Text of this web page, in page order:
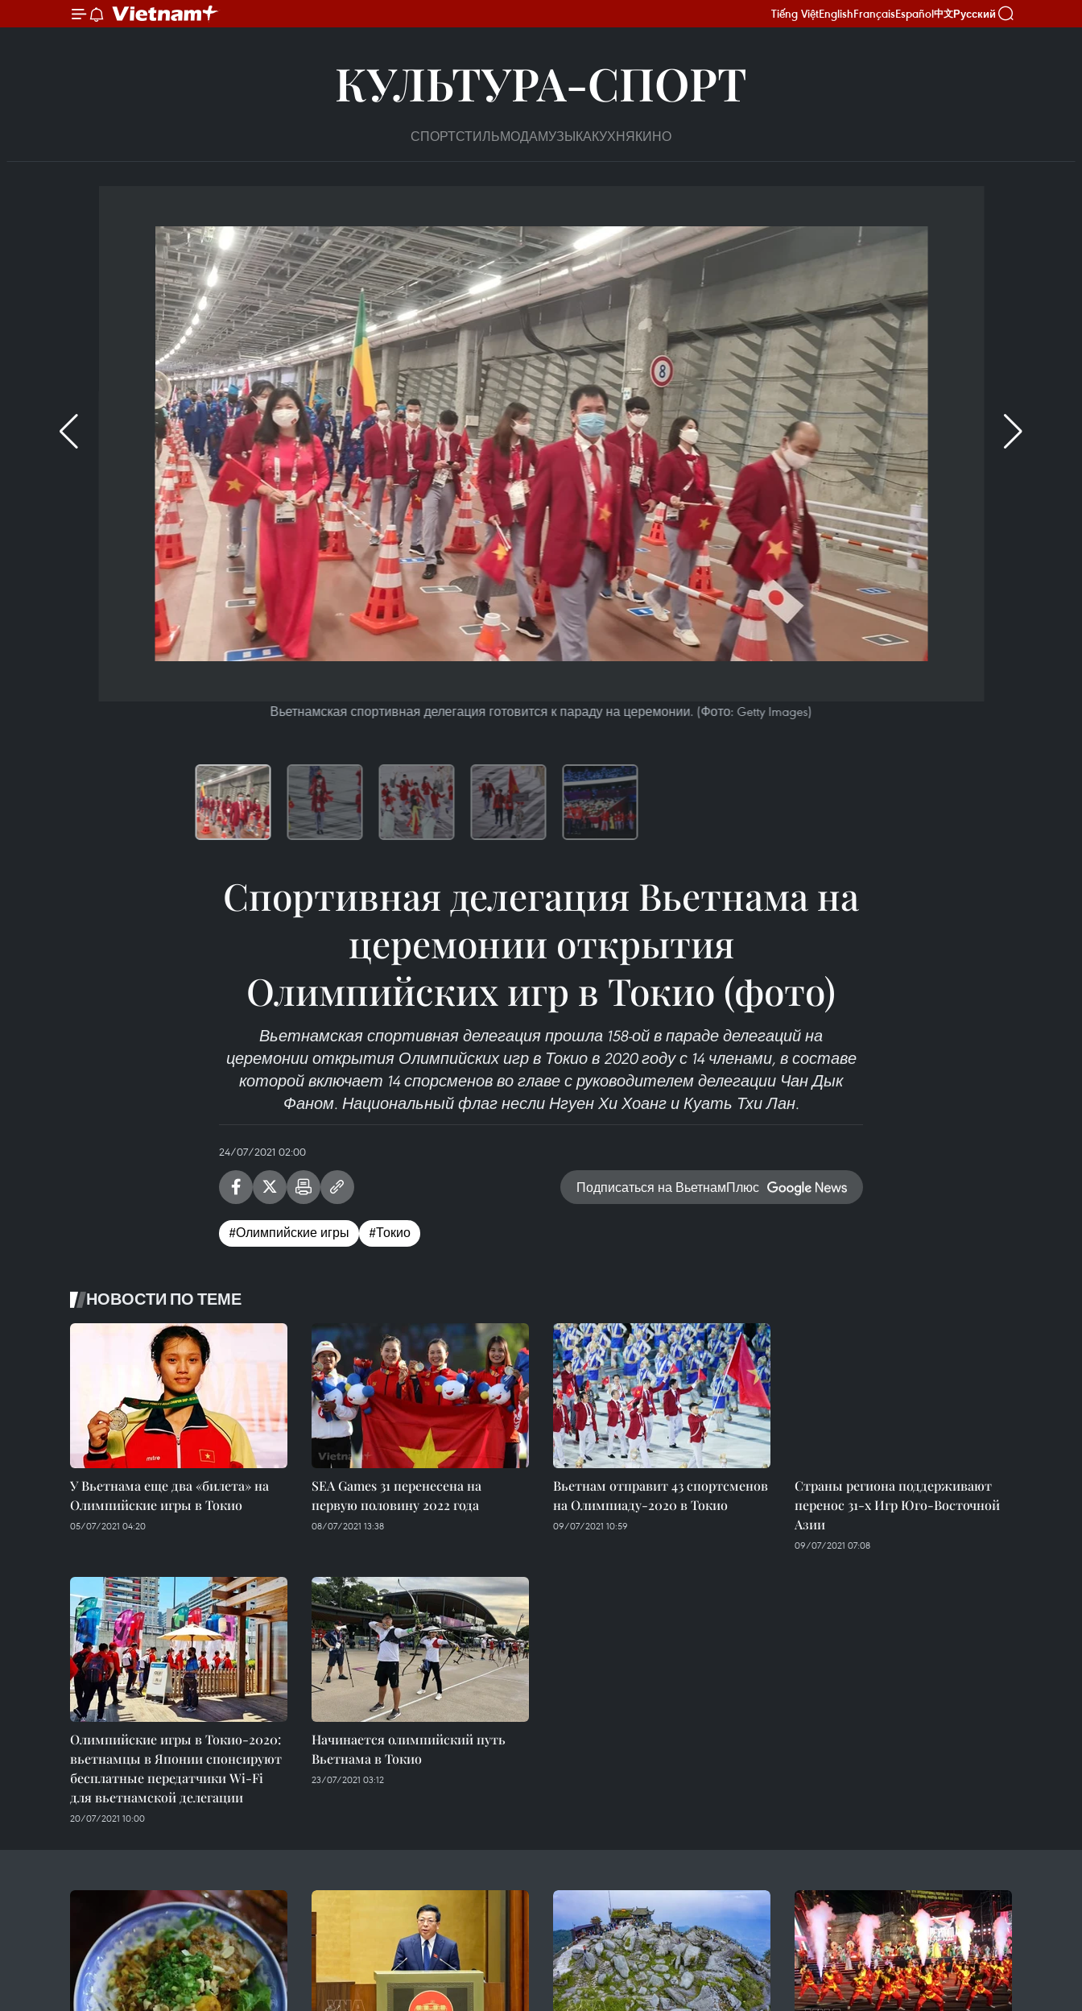
Tiếng ViệtEnglishFrançaisEspañol中文Русский
КУЛЬТУРА-СПОРТ
СПОРТСТИЛЬМОДАМУЗЫКАКУХНЯКИНО
Вьетнамская спортивная делегация готовится к параду на церемонии. (Фото: Getty Images)
Спортивная делегация Вьетнама на
церемонии открытия
Олимпийских игр в Токио (фото)
Вьетнамская спортивная делегация прошла 158-ой в параде делегаций на
церемонии открытия Олимпийских игр в Токио в 2020 году с 14 членами, в составе
которой включает 14 спорсменов во главе с руководителем делегации Чан Дык
Фаном. Национальный флаг несли Нгуен Хи Хоанг и Куать Тхи Лан.
24/07/2021 02:00
Подписаться на ВьетнамПлюс
#Олимпийские игры #Токио
НОВОСТИ ПО ТЕМЕ
У Вьетнама еще два «билета» на
Олимпийские игры в Токио
05/07/2021 04:20
SEA Games 31 перенесена на
первую половину 2022 года
08/07/2021 13:38
Вьетнам отправит 43 спортсменов
на Олимпиаду-2020 в Токио
09/07/2021 10:59
Страны региона поддерживают
перенос 31-х Игр Юго-Восточной
Азии
09/07/2021 07:08
Олимпийские игры в Токио-2020:
вьетнамцы в Японии спонсируют
бесплатные передатчики Wi-Fi
для вьетнамской делегации
20/07/2021 10:00
Начинается олимпийский путь
Вьетнама в Токио
23/07/2021 03:12